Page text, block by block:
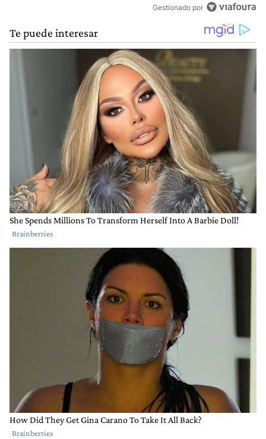
Gestionado por